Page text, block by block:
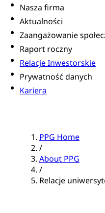
Nasza firma
Aktualności
Zaangażowanie
Raport roczny
Relacje Inwestorskie
Prywatność danych
Kariera
PPG Home
/
About PPG
/
Relacje